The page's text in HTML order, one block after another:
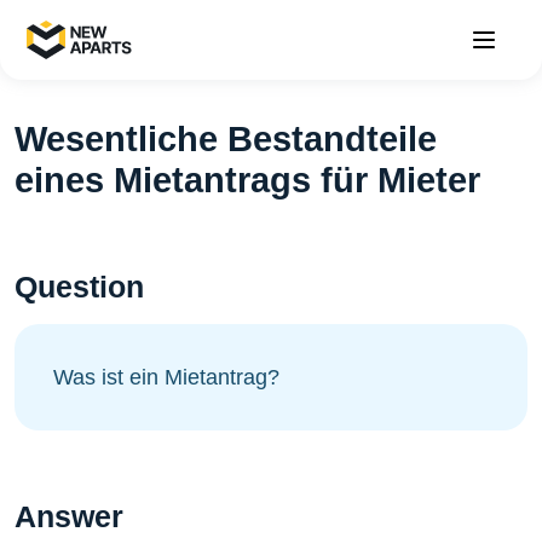
Wesentliche Bestandteile
eines Mietantrags für Mieter
Question
Was ist ein Mietantrag?
Answer